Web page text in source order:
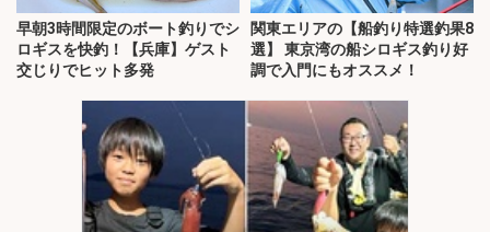
早朝3時間限定のボート釣りでシ
ロギスを快釣！【兵庫】ゲスト
交じりでヒット多発
関東エリアの【船釣り特選釣果8
選】 東京湾の船シロギス釣り好
調で入門にもオススメ！